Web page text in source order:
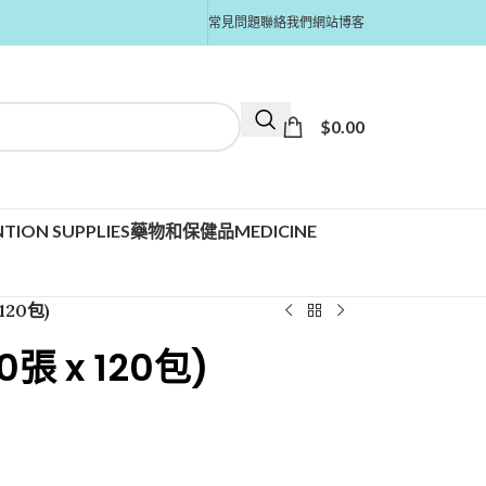
常見問題聯絡我們網站博客
$0.00
SUPPLIES藥物和保健品MEDICINE
包)
張 x 120包)